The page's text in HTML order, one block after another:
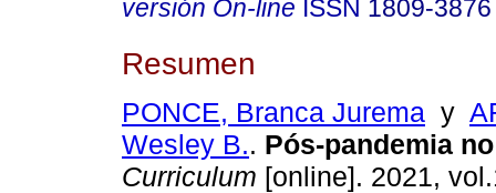
versión On-line ISSN 1809-3876
Resumen
PONCE, Branca Jurema y
Wesley B.. Pós-pandemia
Curriculum [online]. 2021,